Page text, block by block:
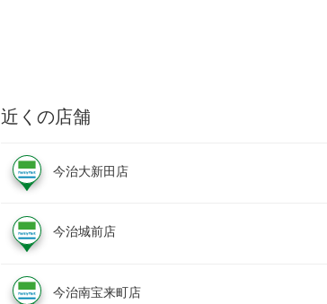
近くの店舗
今治大新田店
今治城前店
今治南宝来町店